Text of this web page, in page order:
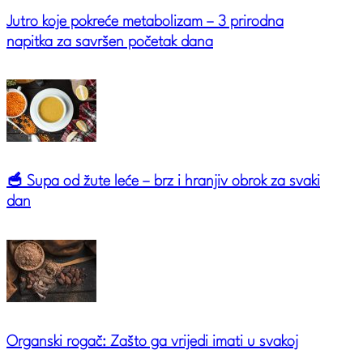
Jutro koje pokreće metabolizam – 3 prirodna
napitka za savršen početak dana
🥣 Supa od žute leće – brz i hranjiv obrok za svaki
dan
Organski rogač: Zašto ga vrijedi imati u svakoj